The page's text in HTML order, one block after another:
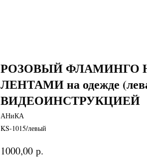
РОЗОВЫЙ ФЛАМИНГО
ЛЕНТАМИ на одежде
ВИДЕОИНСТРУКЦИЕЙ
АНиКА
KS-1015/левый
1000,00 р.